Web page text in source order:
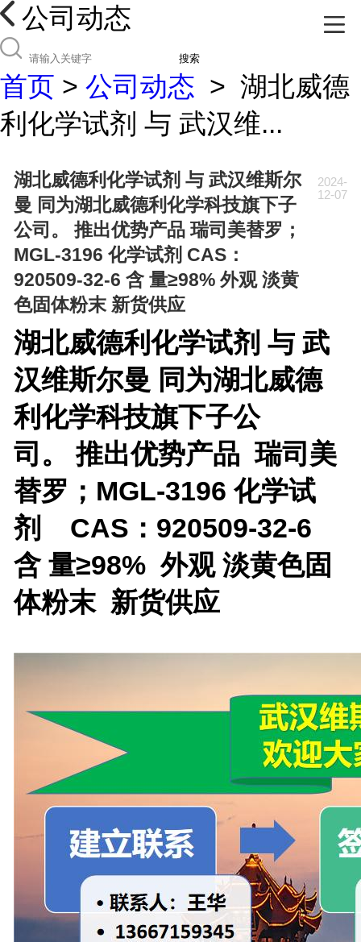
公司动态
搜索
首页 > 公司动态 > 湖北威德
利化学试剂 与 武汉维...
湖北威德利化学试剂 与 武汉维斯尔
曼 同为湖北威德利化学科技旗下子
公司。 推出优势产品 瑞司美替罗；
MGL-3196 化学试剂 CAS：
920509-32-6 含 量≥98% 外观 淡黄
色固体粉末 新货供应
2024-
12-07
湖北威德利化学试剂 与 武
汉维斯尔曼 同为湖北威德
利化学科技旗下子公
司。推出优势产品瑞司美
替罗；MGL-3196 化学试
剂 CAS：920509-32-6
含 量≥98% 外观 淡黄色固
体粉末 新货供应